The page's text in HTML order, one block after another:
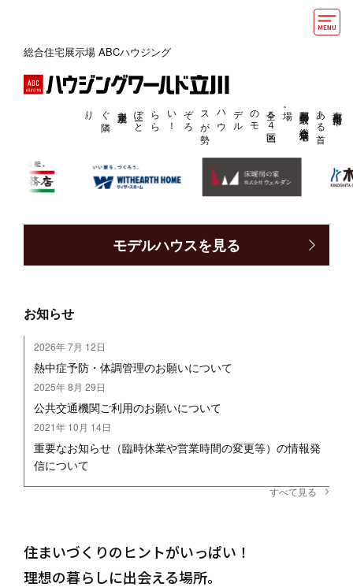
アクセス
住まいづくりお役立ち情報
マイページ
総合住宅展示場 ABCハウジング
東京都立川市に
あ
る
首
都圏最大級の
総合住宅展示
場。
全５
４
区画
の
モ
デ
ル
ハ
ウ
ス
が
勢
ぞ
ろ
い
！
ら
ら
ぽ
ーと
立川立飛す
ぐ
隣
り
。
モデルハウスを見る
お知らせ
2026年 7月 12日
熱中症予防・体調管理のお願いについて
2025年 8月 29日
公共交通機関ご利用のお願いについて
2021年 10月 14日
重要なお知らせ（臨時休業や営業時間の変更等）の情報発
信について
すべて見る
住まいづくりのヒントがいっぱい！
理想の暮らしに出会える場所。